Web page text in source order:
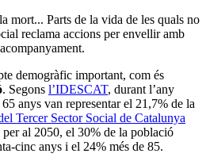
mort... Parts de la vida de les quals no
reclama accions per envellir amb
demogràfic important, com és
. Segons l’IDESCAT, durant l’any
anys van representar el 21,7% de la
Tercer Sector Social de Catalunya
al 2050, el 30% de la població
cinc anys i el 24% més de 85.